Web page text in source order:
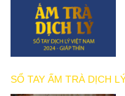
SỔ TAY ẤM TRÀ DỊCH